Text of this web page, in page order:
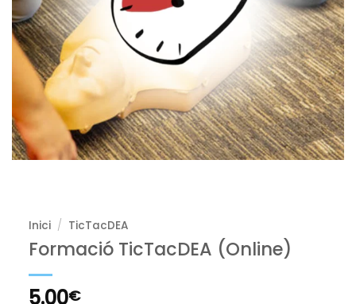
Inici / TicTacDEA
Formació TicTacDEA (Online)
5.00€